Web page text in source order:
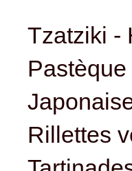
Tzatziki -
Rillettes